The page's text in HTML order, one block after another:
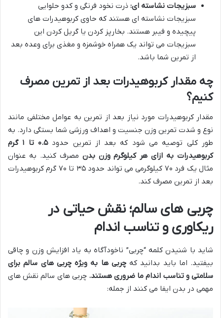
سبزیجات نشاسته ای: ذرت نخود فرنگی و کدو حلوایی
سبزیجات نشاسته ای هستند که حاوی کربوهیدرات های
پیچیده و فیبر هستند. بخارپز کردن یا گریل کردن این
سبزیجات می تواند یک همراه خوشمزه و مغذی برای وعده بعد
از تمرین شما باشد.
چه مقدار کربوهیدرات بعد از تمرین مصرف
کنیم؟
مقدار کربوهیدرات مورد نیاز بعد از تمرین به عوامل مختلفی مانند
نوع و شدت تمرین وزن جنسیت و اهداف ورزشی شما بستگی دارد. به
طور کلی توصیه می شود که بعد از تمرین حدود
۰.۵ تا ۱ گرم
کربوهیدرات به ازای هر کیلوگرم وزن بدن مصرف کنید. به عنوان
مثال یک فرد ۷۰ کیلوگرمی می تواند حدود ۳۵ تا ۷۰ گرم کربوهیدرات
بعد از تمرین مصرف کند.
چربی های سالم؛ نقش حیاتی در
ریکاوری و تناسب اندام
شاید با شنیدن کلمه “چربی” ناخودآگاه به یاد افزایش وزن و چاقی
بیفتید. اما باید بدانید کهچربی ها به ویژه چربی های سالم برای
سلامتی و تناسب اندام ما ضروری هستند. چربی های سالم نقش های
مهمی در بدن ایفا می کنند از جمله: